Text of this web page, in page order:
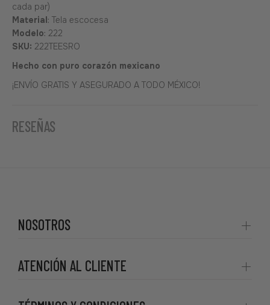
cada par)
Material: Tela escocesa
Modelo: 222
SKU: 222TEESRO
Hecho con puro corazón mexicano
¡ENVÍO GRATIS Y ASEGURADO A TODO MÉXICO!
RESEÑAS
NOSOTROS
ATENCIÓN AL CLIENTE